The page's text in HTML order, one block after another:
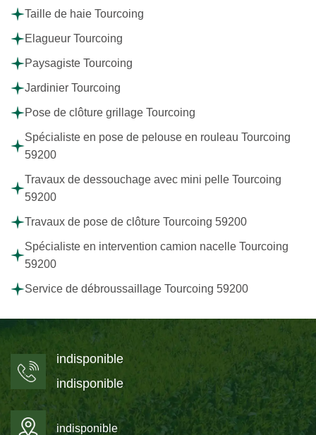
Taille de haie Tourcoing
Elagueur Tourcoing
Paysagiste Tourcoing
Jardinier Tourcoing
Pose de clôture grillage Tourcoing
Spécialiste en pose de pelouse en rouleau Tourcoing
59200
Travaux de dessouchage avec mini pelle Tourcoing
59200
Travaux de pose de clôture Tourcoing 59200
Spécialiste en intervention camion nacelle Tourcoing
59200
Service de débroussaillage Tourcoing 59200
indisponible
indisponible
indisponible